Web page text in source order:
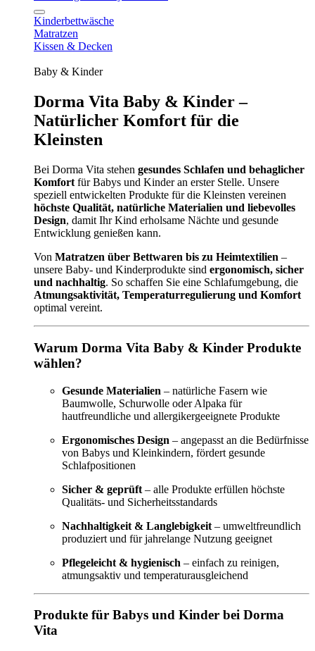
Kinderbettwäsche
Matratzen
Kissen & Decken
Baby & Kinder
Dorma Vita Baby & Kinder –
Natürlicher Komfort für die
Kleinsten
Bei Dorma Vita stehen gesundes Schlafen und behaglicher
Komfort für Babys und Kinder an erster Stelle. Unsere
speziell entwickelten Produkte für die Kleinsten vereinen
höchste Qualität, natürliche Materialien und liebevolles
Design, damit Ihr Kind erholsame Nächte und gesunde
Entwicklung genießen kann.
Von Matratzen über Bettwaren bis zu Heimtextilien –
unsere Baby- und Kinderprodukte sind ergonomisch, sicher
und nachhaltig. So schaffen Sie eine Schlafumgebung, die
Atmungsaktivität, Temperaturregulierung und Komfort
optimal vereint.
Warum Dorma Vita Baby & Kinder Produkte
wählen?
Gesunde Materialien – natürliche Fasern wie
Baumwolle, Schurwolle oder Alpaka für
hautfreundliche und allergikergeeignete Produkte
Ergonomisches Design – angepasst an die Bedürfnisse
von Babys und Kleinkindern, fördert gesunde
Schlafpositionen
Sicher & geprüft – alle Produkte erfüllen höchste
Qualitäts- und Sicherheitsstandards
Nachhaltigkeit & Langlebigkeit – umweltfreundlich
produziert und für jahrelange Nutzung geeignet
Pflegeleicht & hygienisch – einfach zu reinigen,
atmungsaktiv und temperaturausgleichend
Produkte für Babys und Kinder bei Dorma
Vita